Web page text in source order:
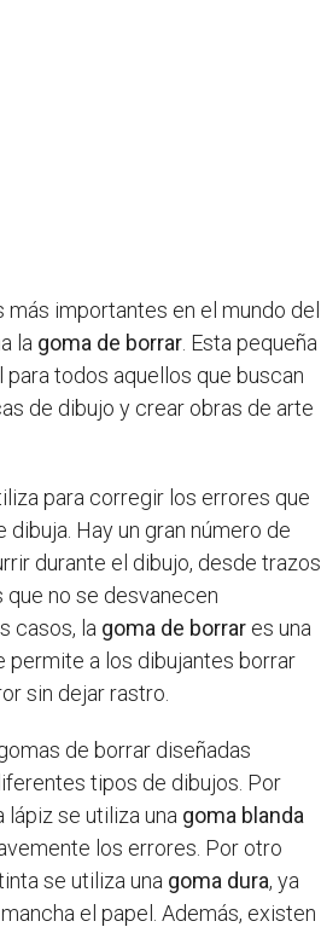
más importantes en el mundo del
la goma de borrar . Esta pequeña
todos aquellos que buscan
de dibujo y crear obras de arte
para corregir los errores que
Hay un gran número de
durante el dibujo, desde trazos
no se desvanecen
casos, la goma de borrar es una
permite a los dibujantes borrar
sin dejar rastro.
de borrar diseñadas
tipos de dibujos. Por
lápiz se utiliza una goma blanda
los errores. Por otro
se utiliza una goma dura, ya
el papel. Además, existen